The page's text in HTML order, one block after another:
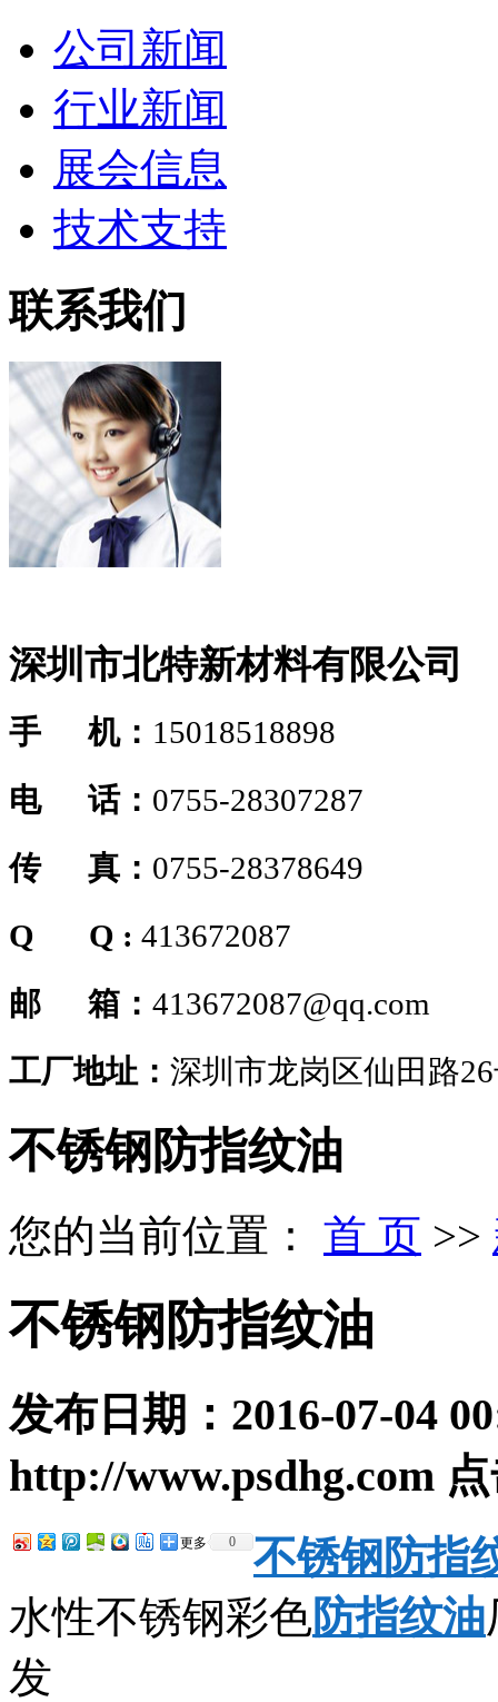
公司新闻
行业新闻
展会信息
技术支持
联系我们
深圳市北特新材料有限公司
手 机： 15018518898
电 话： 0755-28307287
传 真： 0755-28378649
Q Q : 413672087
邮 箱： 413672087@qq.com
工厂地址： 深圳市龙岗区仙田路
不锈钢防指纹油
您的当前位置： 首 页 >>
不锈钢防指纹油
发布日期： 2016-07-04
http://www.psdhg.com
更多 0
不锈钢防指
水性不锈钢彩色防指纹油
发